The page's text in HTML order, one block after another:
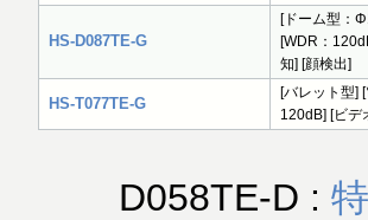
HS-D087TE-G
[ドーム型：
[WDR：
知] [顔検出]
HS-T077TE-G
[バレット型]
120dB] [ビデ
D058TE-D :